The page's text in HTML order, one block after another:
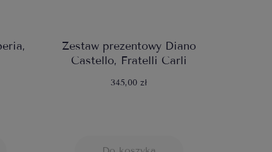
Zestaw prezentowy Diano
Castello, Fratelli Carli
345,00 zł